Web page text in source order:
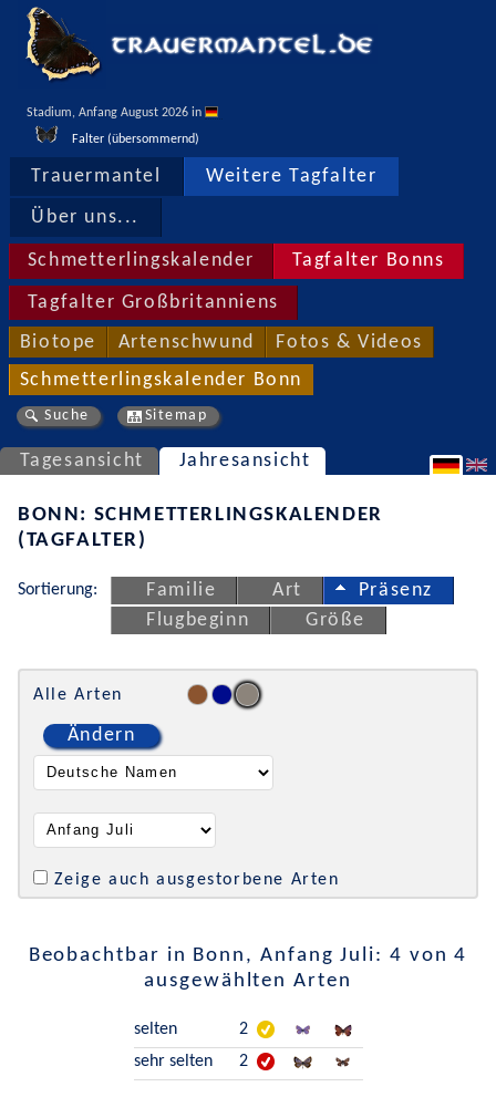
Stadium, Anfang August 2026 in
Falter (übersommernd)
Trauermantel Weitere Tagfalter
Über uns...
Schmetterlingskalender Tagfalter Bonns
Tagfalter Großbritanniens
Biotope Artenschwund Fotos & Videos
Schmetterlingskalender Bonn
Suche Sitemap
Tagesansicht Jahresansicht
BONN: SCHMETTERLINGSKALENDER
(TAGFALTER)
Sortierung: Familie Art
Präsenz
Flugbeginn
Größe
Alle Arten
Ändern
Zeige auch ausgestorbene Arten
Beobachtbar in Bonn, Anfang Juli: 4 von 4
ausgewählten Arten
selten
2
sehr selten
2